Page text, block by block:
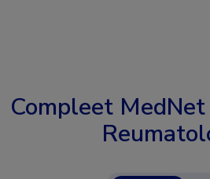
Compleet